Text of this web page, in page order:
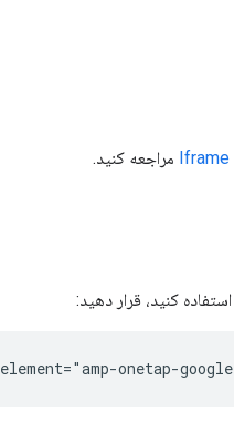
مراجعه کنید.
استفاده کنید، قرار دهید:
element="amp-onetap-google